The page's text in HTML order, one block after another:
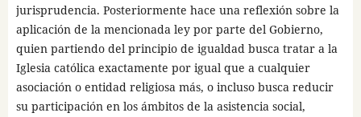
jurisprudencia. Posteriormente hace una reflexión sobre la
aplicación de la mencionada ley por parte del Gobierno,
quien partiendo del principio de igualdad busca tratar a la
Iglesia católica exactamente por igual que a cualquier
asociación o entidad religiosa más, o incluso busca reducir
su participación en los ámbitos de la asistencia social,